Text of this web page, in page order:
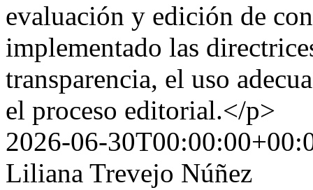
evaluación y edición de
implementado las
transparencia, el uso
el proceso editorial.</p>
2026-06-
Liliana Trevejo Núñez